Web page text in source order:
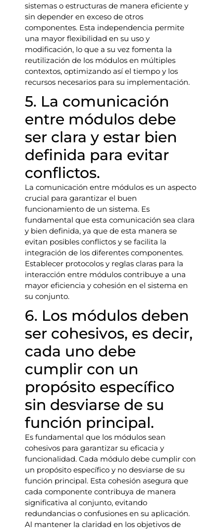
sistemas o estructuras de manera eficiente y
sin depender en exceso de otros
componentes. Esta independencia permite
una mayor flexibilidad en su uso y
modificación, lo que a su vez fomenta la
reutilización de los módulos en múltiples
contextos, optimizando así el tiempo y los
recursos necesarios para su implementación.
5. La comunicación
entre módulos debe
ser clara y estar bien
definida para evitar
conflictos.
La comunicación entre módulos es un aspecto
crucial para garantizar el buen
funcionamiento de un sistema. Es
fundamental que esta comunicación sea clara
y bien definida, ya que de esta manera se
evitan posibles conflictos y se facilita la
integración de los diferentes componentes.
Establecer protocolos y reglas claras para la
interacción entre módulos contribuye a una
mayor eficiencia y cohesión en el sistema en
su conjunto.
6. Los módulos deben
ser cohesivos, es decir,
cada uno debe
cumplir con un
propósito específico
sin desviarse de su
función principal.
Es fundamental que los módulos sean
cohesivos para garantizar su eficacia y
funcionalidad. Cada módulo debe cumplir con
un propósito específico y no desviarse de su
función principal. Esta cohesión asegura que
cada componente contribuya de manera
significativa al conjunto, evitando
redundancias o confusiones en su aplicación.
Al mantener la claridad en los objetivos de